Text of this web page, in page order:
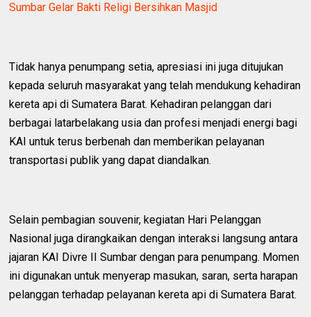
Sumbar Gelar Bakti Religi Bersihkan Masjid
Tidak hanya penumpang setia, apresiasi ini juga ditujukan
kepada seluruh masyarakat yang telah mendukung kehadiran
kereta api di Sumatera Barat. Kehadiran pelanggan dari
berbagai latarbelakang usia dan profesi menjadi energi bagi
KAI untuk terus berbenah dan memberikan pelayanan
transportasi publik yang dapat diandalkan.
Selain pembagian souvenir, kegiatan Hari Pelanggan
Nasional juga dirangkaikan dengan interaksi langsung antara
jajaran KAI Divre II Sumbar dengan para penumpang. Momen
ini digunakan untuk menyerap masukan, saran, serta harapan
pelanggan terhadap pelayanan kereta api di Sumatera Barat.